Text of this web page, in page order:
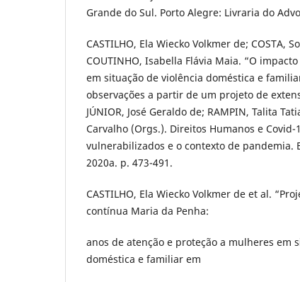
Grande do Sul. Porto Alegre: Livraria do
CASTILHO, Ela Wiecko Volkmer de; COSTA,
COUTINHO, Isabella Flávia Maia. “O
em situação de violência doméstica e
observações a partir de um projeto de
JÚNIOR, José Geraldo de; RAMPIN, Talita
Carvalho (Orgs.). Direitos Humanos e Covid-
vulnerabilizados e o contexto de pandemia.
2020a. p. 473-491.
CASTILHO, Ela Wiecko Volkmer de et al.
contínua Maria da Penha:
anos de atenção e proteção a mulheres em
doméstica e familiar em